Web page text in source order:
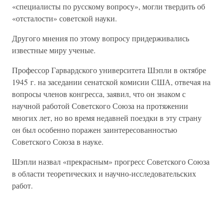
«специалисты по русскому вопросу», могли твердить об
«отсталости» советской науки.
Другого мнения по этому вопросу придерживались
известные миру ученые.
Профессор Гарвардского университета Шэпли в октябре
1945 г. на заседании сенатской комисии США, отвечая на
вопросы членов конгресса, заявил, что он знаком с
научной работой Советского Союза на протяжении
многих лет, но во время недавней поездки в эту страну
он был особенно поражен заинтересованностью
Советского Союза в науке.
Шэпли назвал «прекрасным» прогресс Советского Союза
в области теоретических и научно-исследовательских
работ.